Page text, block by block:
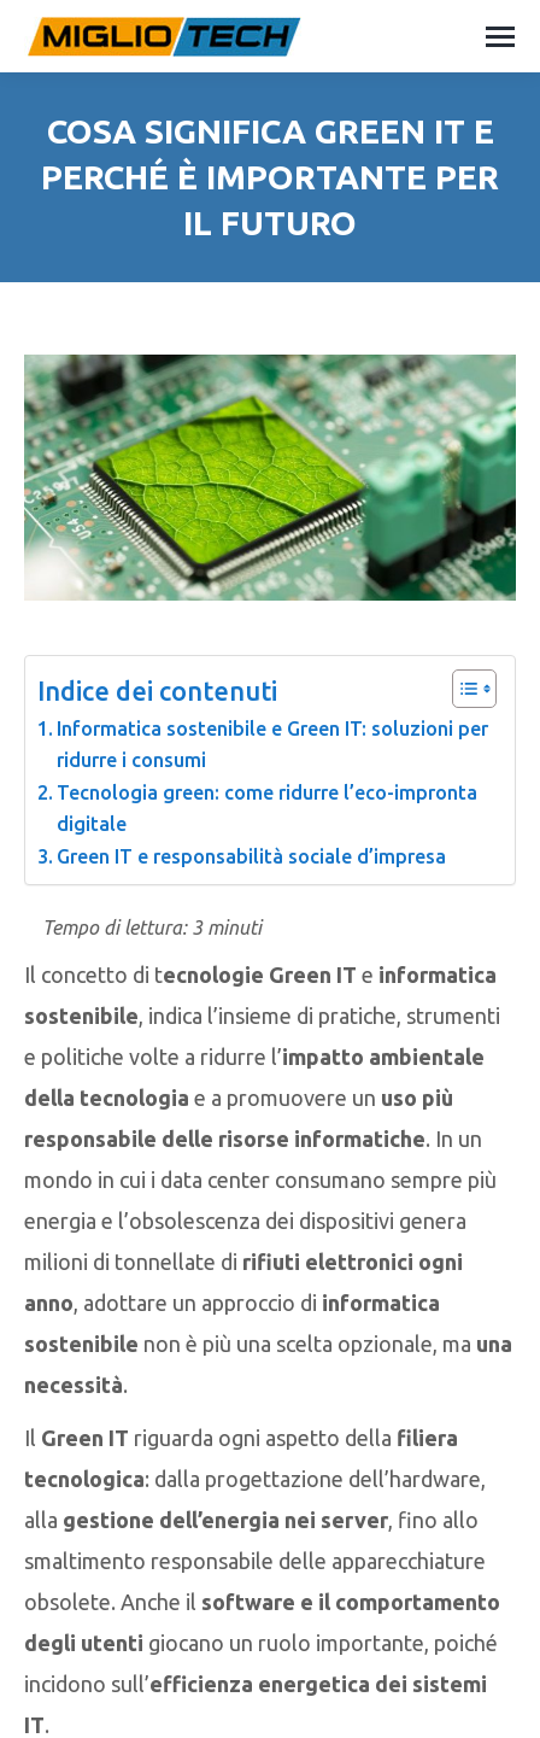
COSA SIGNIFICA GREEN IT E
PERCHÉ È IMPORTANTE PER
IL FUTURO
Indice dei contenuti
Informatica sostenibile e Green IT: soluzioni per
ridurre i consumi
Tecnologia green: come ridurre l’eco-impronta
digitale
Green IT e responsabilità sociale d’impresa
Tempo di lettura: 3 minuti
Il concetto di tecnologie Green IT e informatica
sostenibile, indica l’insieme di pratiche, strumenti
e politiche volte a ridurre l’impatto ambientale
della tecnologia e a promuovere un uso più
responsabile delle risorse informatiche. In un
mondo in cui i data center consumano sempre più
energia e l’obsolescenza dei dispositivi genera
milioni di tonnellate di rifiuti elettronici ogni
anno, adottare un approccio di informatica
sostenibile non è più una scelta opzionale, ma una
necessità.
Il Green IT riguarda ogni aspetto della filiera
tecnologica: dalla progettazione dell’hardware,
alla gestione dell’energia nei server, fino allo
smaltimento responsabile delle apparecchiature
obsolete. Anche il software e il comportamento
degli utenti giocano un ruolo importante, poiché
incidono sull’efficienza energetica dei sistemi
IT.